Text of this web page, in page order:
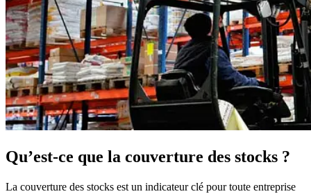
Qu’est-ce que la couverture des stocks ?
La couverture des stocks est un indicateur clé pour toute entreprise